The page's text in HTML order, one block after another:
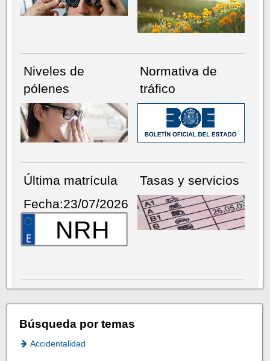
Niveles de
pólenes
Normativa de
tráfico
Última matrícula
Fecha:23/07/2026
NRH
Tasas y servicios
Búsqueda por temas
Accidentalidad